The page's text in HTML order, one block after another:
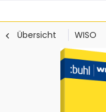
Übersicht WISO